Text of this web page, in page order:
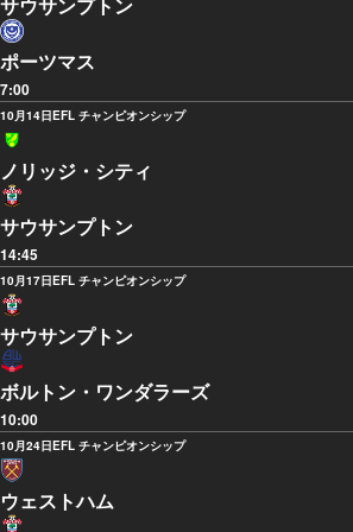
サウサンプトン
ポーツマス
7:00
10月14日EFL チャンピオンシップ
ノリッジ・シティ
サウサンプトン
14:45
10月17日EFL チャンピオンシップ
サウサンプトン
ボルトン・ワンダラーズ
10:00
10月24日EFL チャンピオンシップ
ウェストハム